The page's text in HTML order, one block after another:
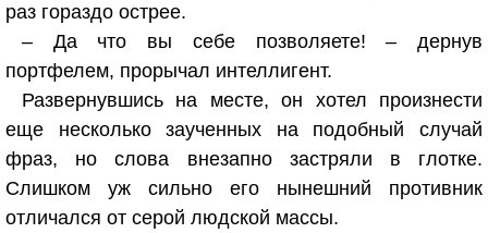
раз гораздо острее.
– Да что вы себе позволяете! – дернув
портфелем, прорычал интеллигент.
Развернувшись на месте, он хотел произнести
еще несколько заученных на подобный случай
фраз, но слова внезапно застряли в глотке.
Слишком уж сильно его нынешний противник
отличался от серой людской массы.